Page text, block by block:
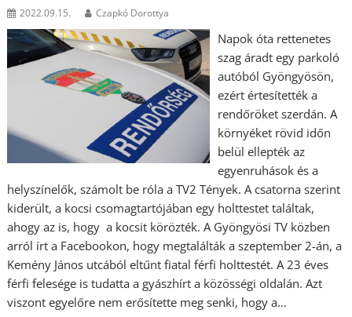
2022.09.15. Czapkó Dorottya
Napok óta rettenetes
szag áradt egy parkoló
autóból Gyöngyösön,
ezért értesítették a
rendőröket szerdán. A
környéket rövid időn
belül ellepték az
egyenruhások és a
helyszínelők, számolt be róla a TV2 Tények. A csatorna szerint
kiderült, a kocsi csomagtartójában egy holttestet találtak,
ahogy az is, hogy a kocsit körözték. A Gyöngyösi TV közben
arról írt a Facebookon, hogy megtalálták a szeptember 2-án, a
Kemény János utcából eltűnt fiatal férfi holttestét. A 23 éves
férfi felesége is tudatta a gyászhírt a közösségi oldalán. Azt
viszont egyelőre nem erősítette meg senki, hogy a…